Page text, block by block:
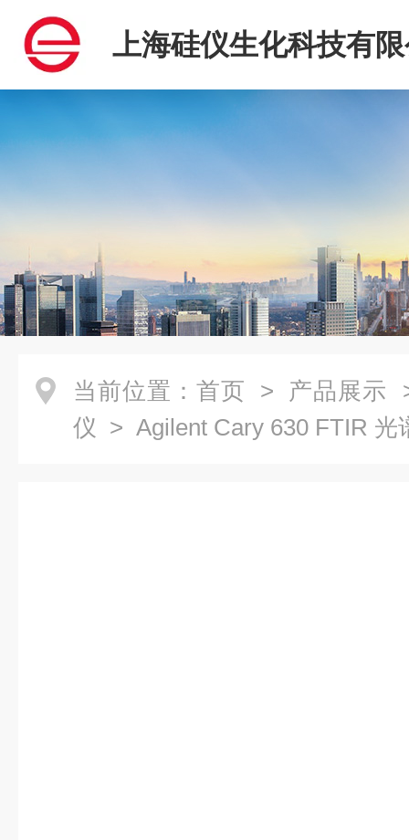
上海硅仪生化科技有
当前位置： 首页 > 产品展示
仪 > Agilent Cary 630 FTIR 光